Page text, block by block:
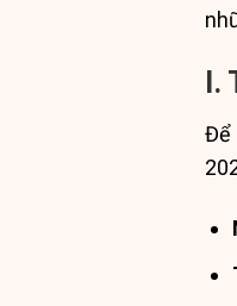
Để